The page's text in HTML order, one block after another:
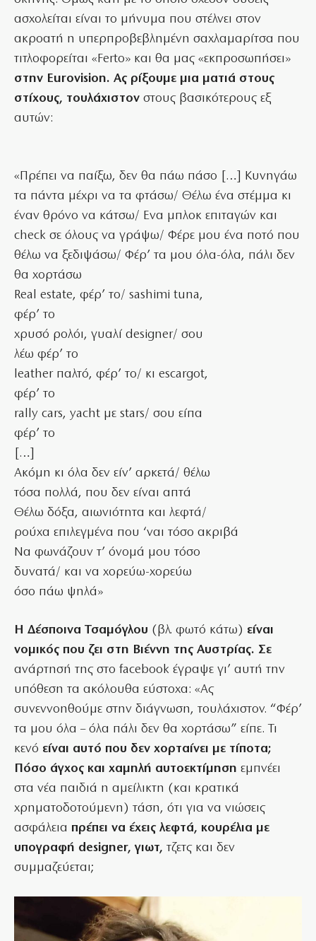
ασχολείται είναι το μήνυμα που στέλνει στον
ακροατή η υπερπροβεβλημένη σαχλαμαρίτσα που
τιτλοφορείται «Ferto» και θα μας «εκπροσωπήσει»
στην Eurovision. Ας ρίξουμε μια ματιά στους
στίχους, τουλάχιστον στους βασικότερους εξ
αυτών:
«Πρέπει να παίξω, δεν θα πάω πάσο […] Κυνηγάω
τα πάντα μέχρι να τα φτάσω/ Θέλω ένα στέμμα κι
έναν θρόνο να κάτσω/ Ενα μπλοκ επιταγών και
check σε όλους να γράψω/ Φέρε μου ένα ποτό που
θέλω να ξεδιψάσω/ Φέρ’ τα μου όλα-όλα, πάλι δεν
θα χορτάσω
Real estate, φέρ’ το/ sashimi tuna,
φέρ’ το
χρυσό ρολόι, γυαλί designer/ σου
λέω φέρ’ το
leather παλτό, φέρ’ το/ κι escargot,
φέρ’ το
rally cars, yacht με stars/ σου είπα
φέρ’ το
[…]
Ακόμη κι όλα δεν είν’ αρκετά/ θέλω
τόσα πολλά, που δεν είναι απτά
Θέλω δόξα, αιωνιότητα και λεφτά/
ρούχα επιλεγμένα που ‘ναι τόσο ακριβά
Να φωνάζουν τ’ όνομά μου τόσο
δυνατά/ και να χορεύω-χορεύω
όσο πάω ψηλά»
Η Δέσποινα Τσαμόγλου (βλ. φωτό κάτω) είναι
νομικός που ζει στη Βιέννη της Αυστρίας. Σε
ανάρτησή της στο facebook έγραψε γι’ αυτή την
υπόθεση τα ακόλουθα εύστοχα: «Ας
συνεννοηθούμε στην διάγνωση, τουλάχιστον. “Φέρ’
τα µου όλα – όλα πάλι δεν θα χορτάσω” είπε. Τι
κενό είναι αυτό που δεν χορταίνει με τίποτα;
Πόσο άγχος και χαμηλή αυτοεκτίμηση εμπνέει
στα νέα παιδιά η αμείλικτη (και κρατικά
χρηματοδοτούμενη) τάση, ότι για να νιώσεις
ασφάλεια πρέπει να έχεις λεφτά, κουρέλια με
υπογραφή designer, γιωτ, τζετς και δεν
συμμαζεύεται;